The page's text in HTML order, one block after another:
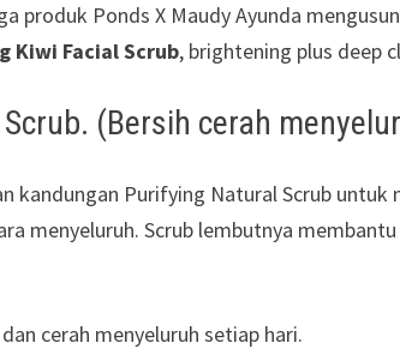
produk Ponds X Maudy Ayunda
Kiwi Facial Scrub, brightening plus deep
(Bersih cerah
kandungan Purifying Natural Scrub
menyeluruh. Scrub lembutnya
cerah menyeluruh setiap hari.